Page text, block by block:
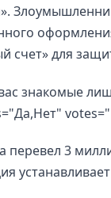
счет» для
знакомые
3